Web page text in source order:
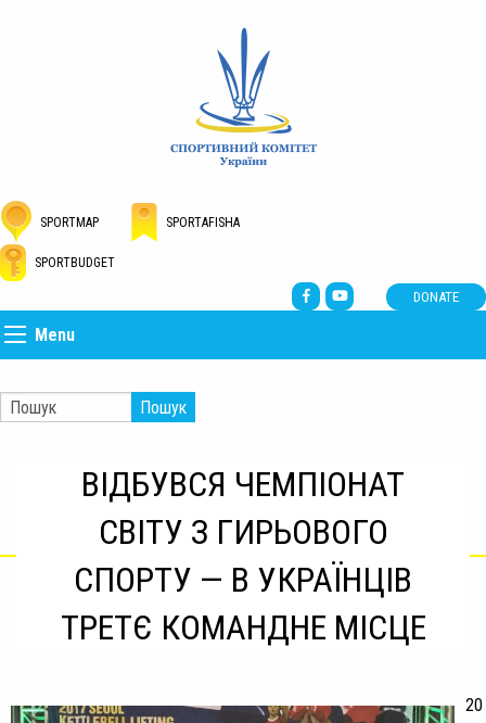
SPORTMAP SPORTAFISHA
SPORTBUDGET
DONATE
Menu
Пошук
ВІДБУВСЯ ЧЕМПІОНАТ
СВІТУ З ГИРЬОВОГО
СПОРТУ — В УКРАЇНЦІВ
ТРЕТЄ КОМАНДНЕ МІСЦЕ
20